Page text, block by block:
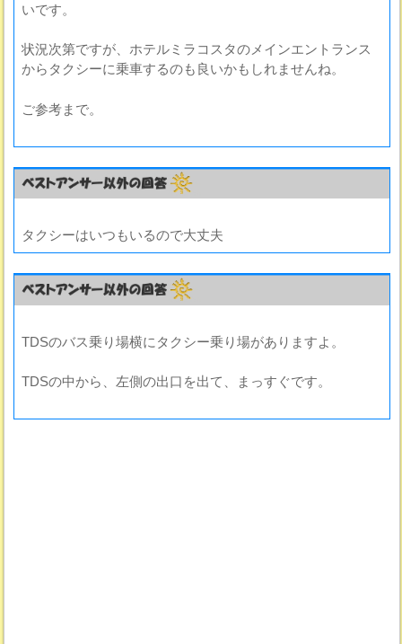
いです。
状況次第ですが、ホテルミラコスタのメインエントランス
からタクシーに乗車するのも良いかもしれませんね。
ご参考まで。
タクシーはいつもいるので大丈夫
TDSのバス乗り場横にタクシー乗り場がありますよ。
TDSの中から、左側の出口を出て、まっすぐです。